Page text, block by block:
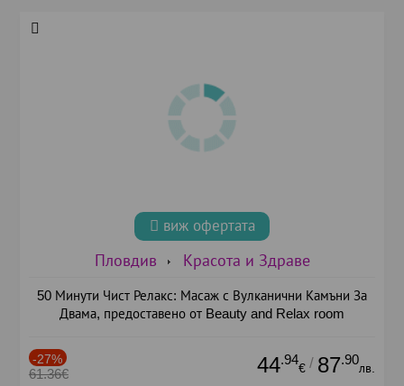
виж офертата
Пловдив Красота и Здраве
50 Минути Чист Релакс: Масаж с Вулканични Камъни За
Двама, предоставено от Beauty and Relax room
-27%
61.36€ 44.94
€ / 87.90
лв.